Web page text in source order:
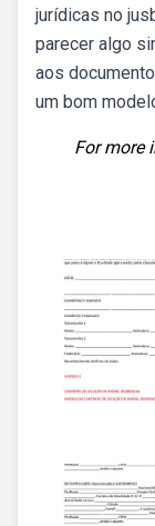
jurídicas no
parecer algo
aos
um bom
For more